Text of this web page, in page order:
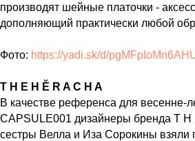
производят шейные платочки -
дополняющий практически любой
Фото: https://yadi.sk/d/
T H E H Ӗ R A C H A
В качестве референса для весенне-
CAPSULE001 дизайнеры бренда T H
сестры Велла и Иза Сорокины взяли